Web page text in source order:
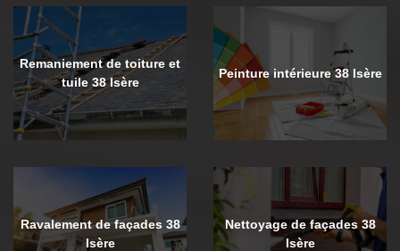
Remaniement de toiture et
tuile 38 Isère
Peinture intérieure 38 Isère
Ravalement de façades 38
Isère
Nettoyage de façades 38
Isère